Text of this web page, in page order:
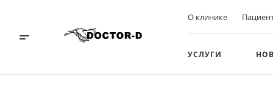
О клинике
УСЛУГИ